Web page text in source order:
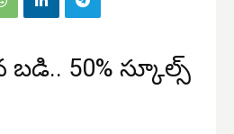
50% స్కూల్స్